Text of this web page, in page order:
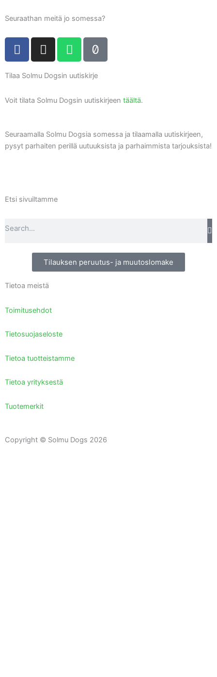
Seuraathan meitä jo somessa?
F
a
e
o
I
n
t
g
a
m
W
h
t
a
p
T
i
t
k
Tilaa Solmu Dogsin uutiskirje
Voit tilata Solmu Dogsin uutiskirjeen täältä.
Seuraamalla Solmu Dogsia somessa ja tilaamalla uutiskirjeen,
pysyt parhaiten perillä uutuuksista ja parhaimmista tarjouksista!
Etsi sivuiltamme
Tilauksen peruutus- ja muutoslomake
Tietoa meistä
Toimitusehdot
Tietosuojaseloste
Tietoa tuotteistamme
Tietoa yrityksestä
Tuotemerkit
Copyright © Solmu Dogs 2026